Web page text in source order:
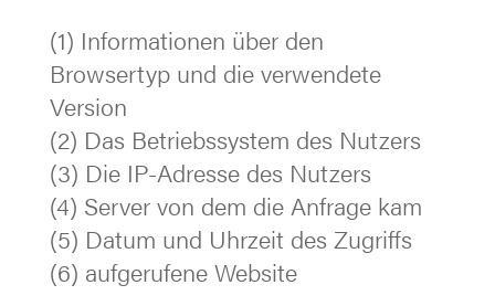
(1) Informationen über den
Browsertyp und die verwendete
Version
(2) Das Betriebssystem des Nutzers
(3) Die IP-Adresse des Nutzers
(4) Server von dem die Anfrage kam
(5) Datum und Uhrzeit des Zugriffs
(6) aufgerufene Website